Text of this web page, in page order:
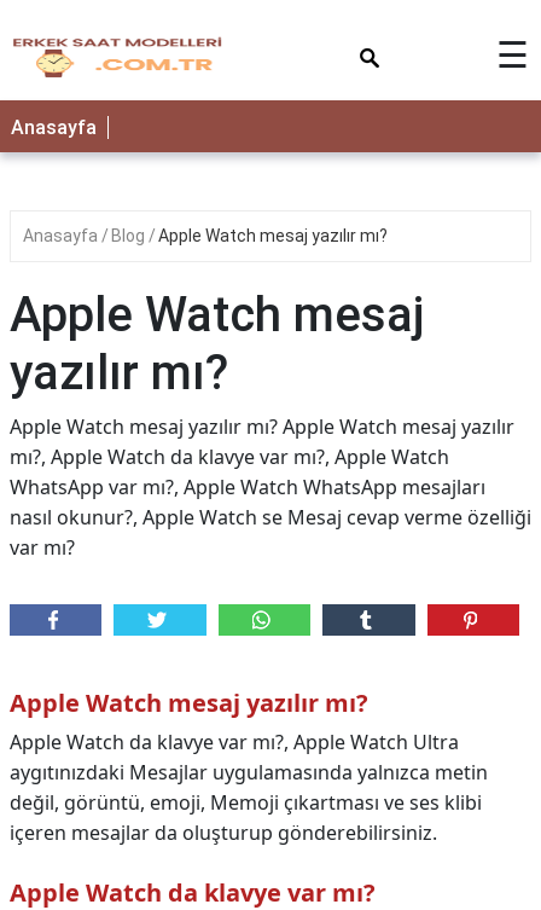
☰
Anasayfa
Anasayfa Blog Apple Watch mesaj yazılır mı?
Apple Watch mesaj
yazılır mı?
Apple Watch mesaj yazılır mı? Apple Watch mesaj yazılır
mı?, Apple Watch da klavye var mı?, Apple Watch
WhatsApp var mı?, Apple Watch WhatsApp mesajları
nasıl okunur?, Apple Watch se Mesaj cevap verme özelliği
var mı?
Apple Watch mesaj yazılır mı?
Apple Watch da klavye var mı?, Apple Watch Ultra
aygıtınızdaki Mesajlar uygulamasında yalnızca metin
değil, görüntü, emoji, Memoji çıkartması ve ses klibi
içeren mesajlar da oluşturup gönderebilirsiniz.
Apple Watch da klavye var mı?